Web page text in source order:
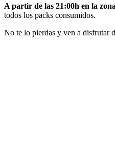
A partir de las 21:00h en la
todos los packs consumidos.
No te lo pierdas y ven a disfrutar